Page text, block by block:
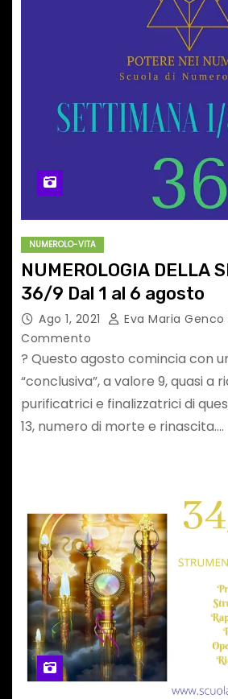
NUMEROLO-VITA
NUMEROLOGIA DELLA
36/9 Dal 1 al 6 agosto
Ago 1, 2021 Eva Maria Genco
Commento
? Questo agosto comincia con
“conclusiva”, a valore 9, quasi a
purificatrici e finalizzatrici di
13, numero di morte e rinascita.…